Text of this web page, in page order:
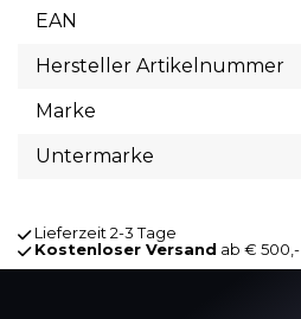
EAN
Hersteller Artikelnummer
Marke
Untermarke
Lieferzeit 2-3 Tage
Kostenloser Versand ab € 500,-